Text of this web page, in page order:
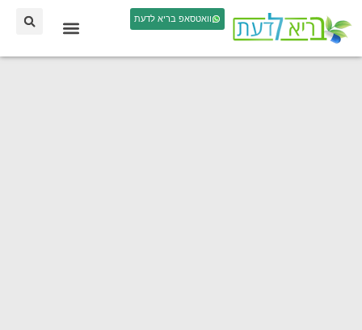
וואטסאפ בריא לדעת